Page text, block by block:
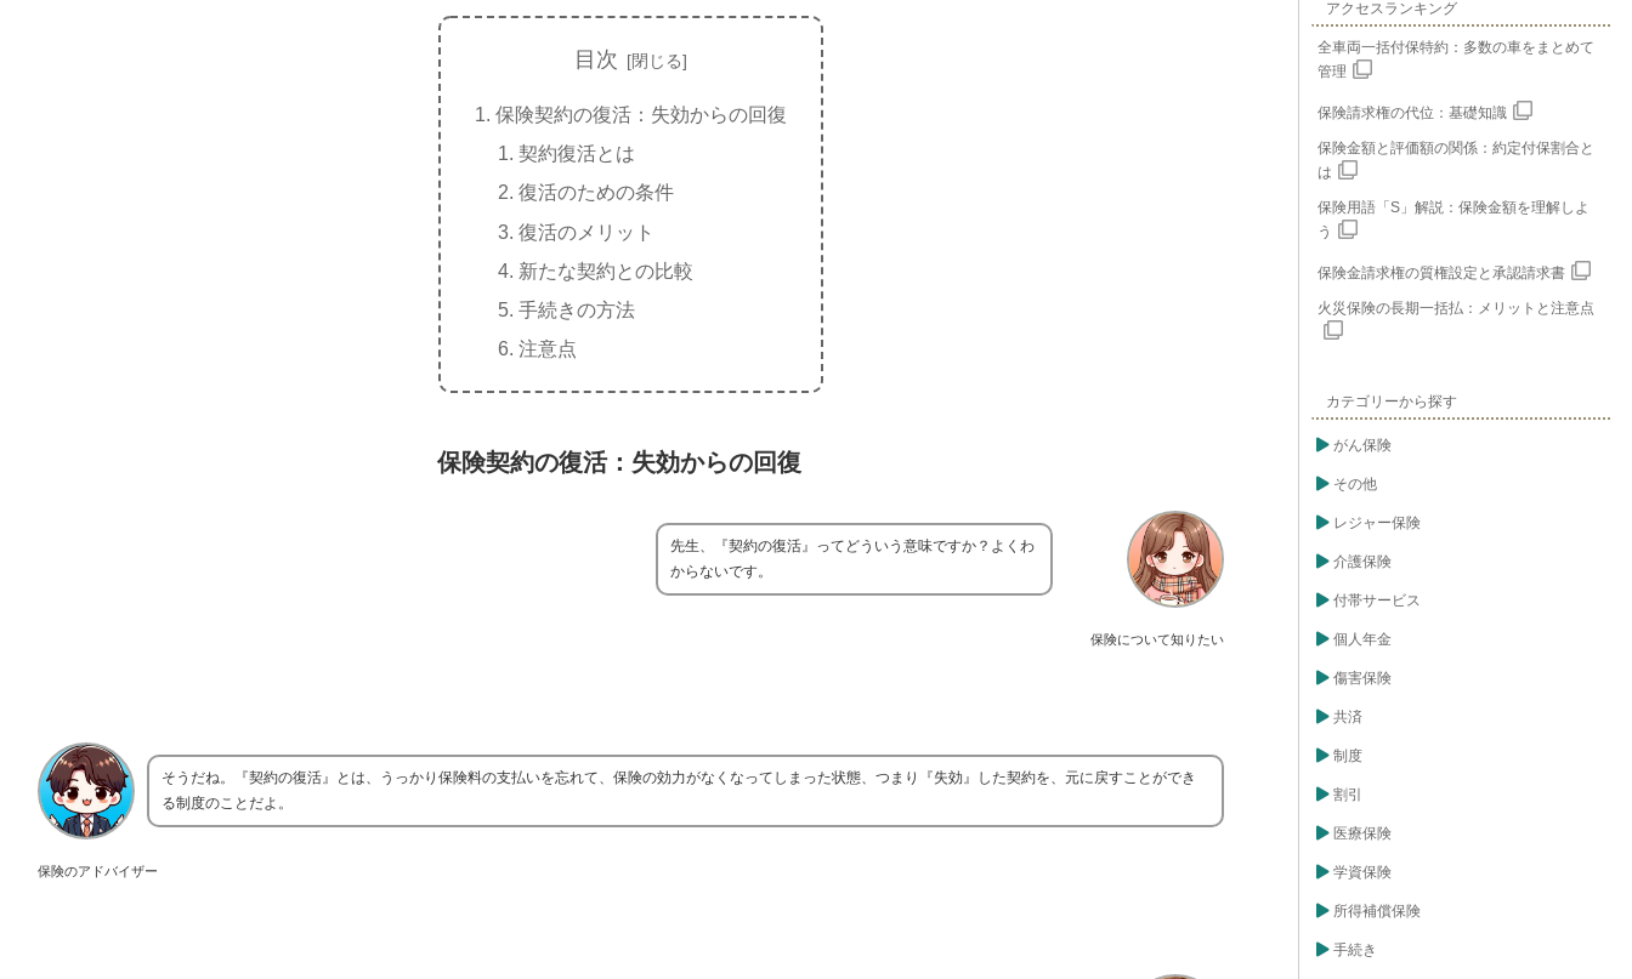
目次
保険契約の復活：失効からの回復
契約復活とは
復活のための条件
復活のメリット
新たな契約との比較
手続きの方法
注意点
保険契約の復活：失効からの回復
保険について知りたい
先生、『契約の復活』ってどういう意味ですか？よくわ
からないです。
保険のアドバイザー
そうだね。『契約の復活』とは、うっかり保険料の支払いを忘れて、保険の効力がなくなってしまった状態、つまり『失効』した契約を、元に戻すことができ
る制度のことだよ。
アクセスランキング
全車両一括付保特約：多数の車をまとめて
管理
保険請求権の代位：基礎知識
保険金額と評価額の関係：約定付保割合と
は
保険用語「S」解説：保険金額を理解しよ
う
保険金請求権の質権設定と承認請求書
火災保険の長期一括払：メリットと注意点
カテゴリーから探す
がん保険
その他
レジャー保険
介護保険
付帯サービス
個人年金
傷害保険
共済
制度
割引
医療保険
学資保険
所得補償保険
手続き